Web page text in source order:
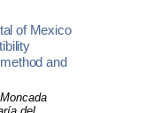
of Mexico
and